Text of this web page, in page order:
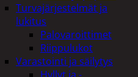
Turvajärjestelmät ja
lukitus
Palovaroittimet
Riippulukot
Varastointi ja säilytys